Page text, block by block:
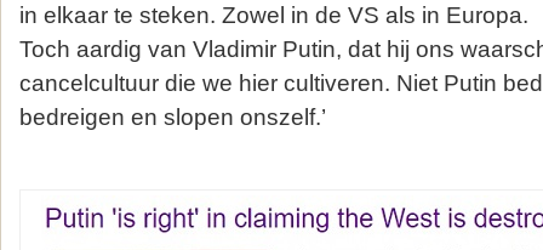
in elkaar te steken. Zowel in de VS als in Europa.
Toch aardig van Vladimir Putin, dat hij ons
cancelcultuur die we hier cultiveren. Niet Putin
bedreigen en slopen onszelf.’